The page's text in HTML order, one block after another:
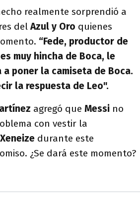
realmente sorprendió a
delAzul y Oro quienes
“Fede, productor de
muy hincha de Boca, le
poner la camiseta de Boca.
la respuesta de Leo".
agregó que Messi no
con vestir la
Xeneize durante este
¿Se dará este momento?